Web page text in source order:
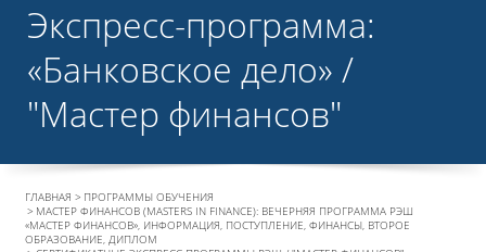
Экспресс-программа:
«Банковское дело» /
"Мастер финансов"
ГЛАВНАЯ
ПРОГРАММЫ ОБУЧЕНИЯ
МАСТЕР ФИНАНСОВ (MASTERS IN FINANCE): ВЕЧЕРНЯЯ ПРОГРАММА РЭШ
«МАСТЕР ФИНАНСОВ», ИНФОРМАЦИЯ, ПОСТУПЛЕНИЕ, ФИНАНСЫ, ВТОРОЕ
ОБРАЗОВАНИЕ, ДИПЛОМ